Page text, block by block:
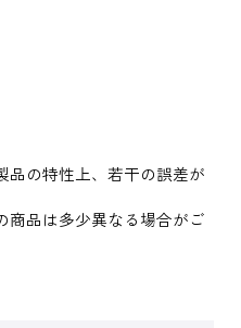
の特性上、若干の誤差が
品は多少異なる場合がご